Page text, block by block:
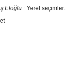
Eloğlu · Yerel seçimler: